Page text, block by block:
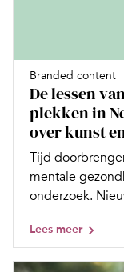
Branded content
De lessen
plekken in
over kunst
Tijd
mentale
onderzoek.
Lees meer